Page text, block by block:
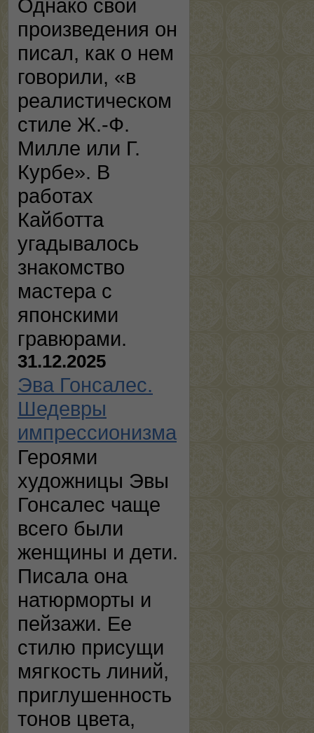
Однако свои
произведения он
писал, как о нем
говорили, «в
реалистическом
стиле Ж.-Ф.
Милле или Г.
Курбе». В
работах
Кайботта
угадывалось
знакомство
мастера с
японскими
гравюрами.
31.12.2025
Эва Гонсалес.
Шедевры
импрессионизма
Героями
художницы Эвы
Гонсалес чаще
всего были
женщины и дети.
Писала она
натюрморты и
пейзажи. Ее
стилю присущи
мягкость линий,
приглушенность
тонов цвета,